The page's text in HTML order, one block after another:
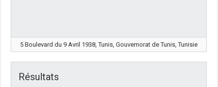
5 Boulevard du 9 Avril 1938, Tunis, Gouvernorat de Tunis, Tunisie
Résultats